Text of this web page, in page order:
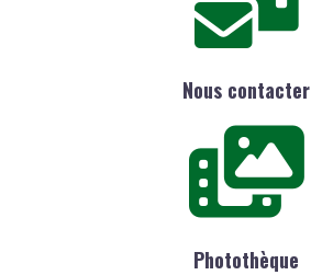
Nous contacter
Photothèque